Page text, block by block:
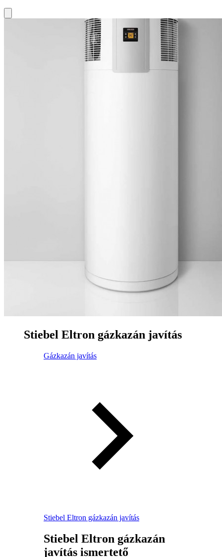
Stiebel Eltron gázkazán javítás
Gázkazán javítás
Stiebel Eltron gázkazán javítás
Stiebel Eltron gázkazán
javítás ismertető